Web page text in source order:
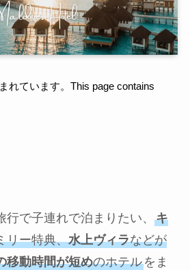
れています。This page contains
で子連れで泊まりたい、
キ
リー特典、水上ヴィラなどが
移動時間が短めのホテルをま